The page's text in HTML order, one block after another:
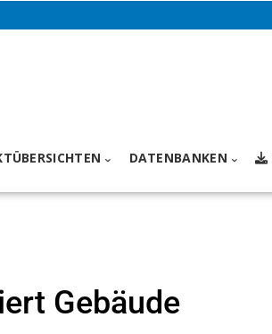
DATENBANKEN
Gebäude